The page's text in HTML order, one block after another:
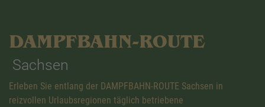
DAMPFBAHN-ROUTE
Sachsen
Erleben Sie entlang der DAMPFBAHN-ROUTE Sachsen in
reizvollen Urlaubsregionen täglich betriebene